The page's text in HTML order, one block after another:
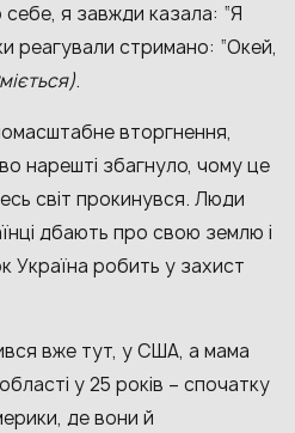
я завжди казала: “Я
реагували стримано: “Окей,
.
вторгнення,
нарешті збагнуло, чому це
світ прокинувся. Люди
дбають про свою землю і
Україна робить у захист
вже тут, у США, а мама
у 25 років – спочатку
де вони й